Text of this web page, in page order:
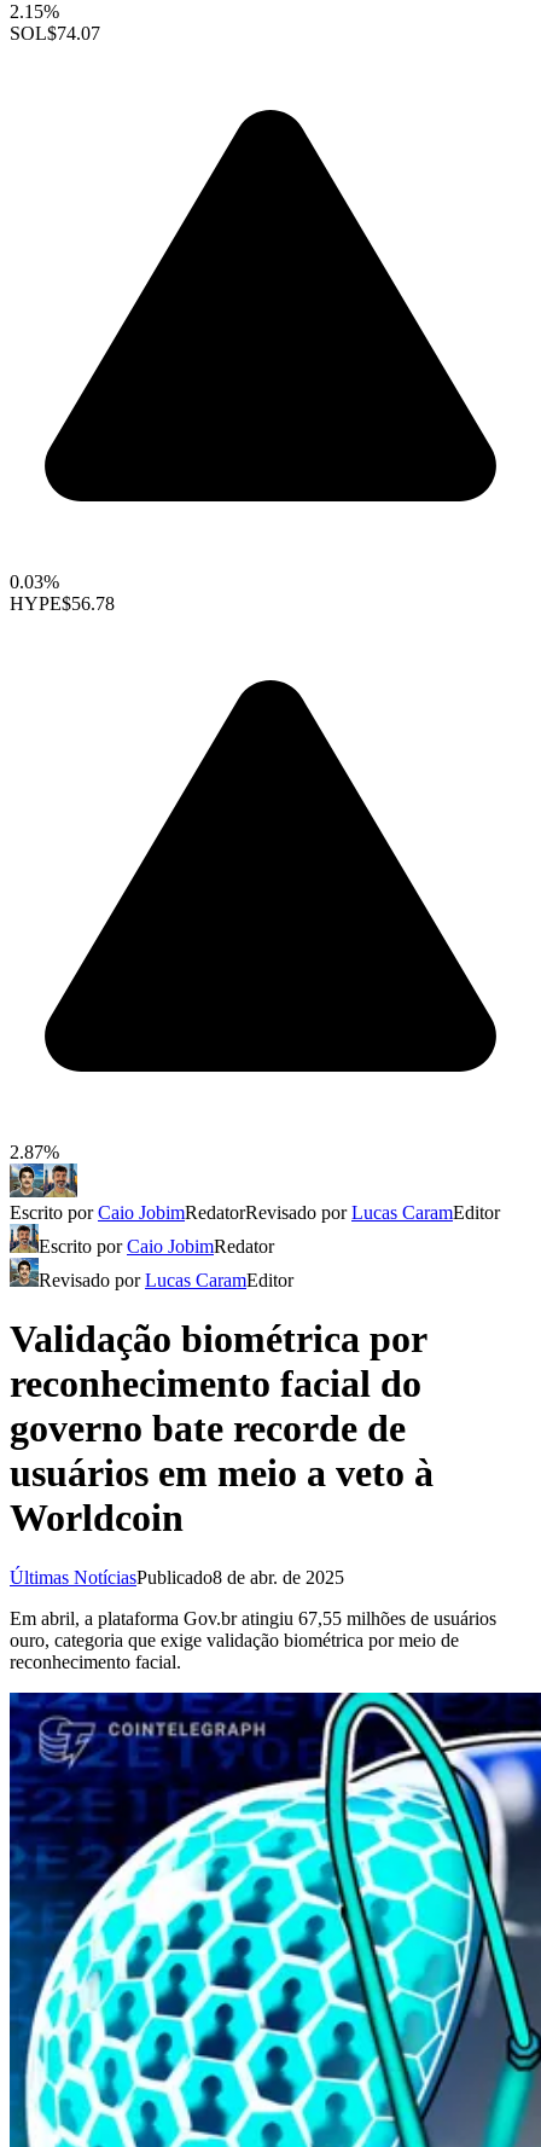
2.15%
SOL$74.07
0.03%
HYPE$56.78
2.87%
Escrito porCaio JobimRedatorRevisado porLucas CaramEditor
Escrito porCaio JobimRedator
Revisado porLucas CaramEditor
Validação biométrica por
reconhecimento facial do
governo bate recorde de
usuários em meio a veto à
Worldcoin
Últimas NotíciasPublicado8 de abr. de 2025
Em abril, a plataforma Gov.br atingiu 67,55 milhões de usuários
ouro, categoria que exige validação biométrica por meio de
reconhecimento facial.